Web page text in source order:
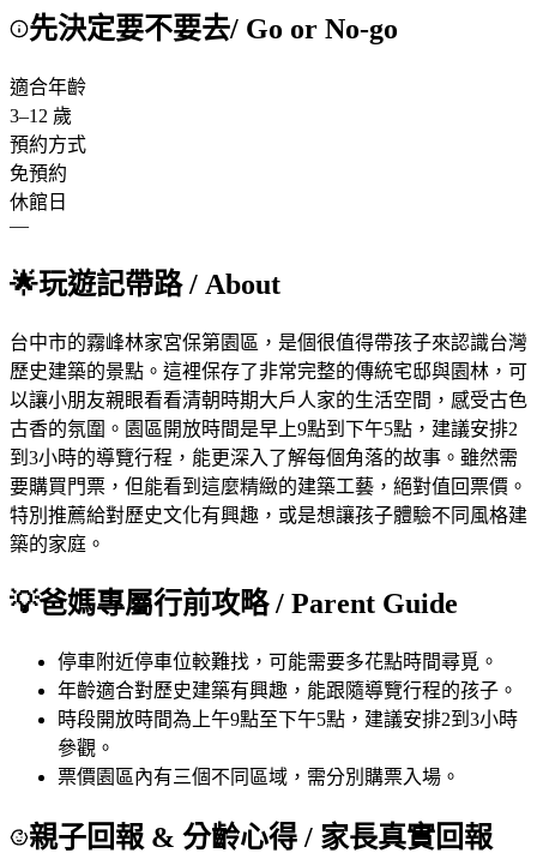
先決定要不要去/ Go or No-go
適合年齡
3–12 歲
預約方式
免預約
休館日
—
🌟玩遊記帶路/ About
台中市的霧峰林家宮保第園區，是個很值得帶孩子來認識台灣
歷史建築的景點。這裡保存了非常完整的傳統宅邸與園林，可
以讓小朋友親眼看看清朝時期大戶人家的生活空間，感受古色
古香的氛圍。園區開放時間是早上9點到下午5點，建議安排2
到3小時的導覽行程，能更深入了解每個角落的故事。雖然需
要購買門票，但能看到這麼精緻的建築工藝，絕對值回票價。
特別推薦給對歷史文化有興趣，或是想讓孩子體驗不同風格建
築的家庭。
💡爸媽專屬行前攻略 / Parent Guide
停車附近停車位較難找，可能需要多花點時間尋覓。
年齡適合對歷史建築有興趣，能跟隨導覽行程的孩子。
時段開放時間為上午9點至下午5點，建議安排2到3小時
參觀。
票價 園區內有三個不同區域，需分別購票入場。
親子回報 & 分齡心得 / 家長真實回報